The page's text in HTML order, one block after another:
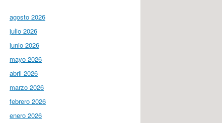
agosto 2026
julio 2026
junio 2026
mayo 2026
abril 2026
marzo 2026
febrero 2026
enero 2026